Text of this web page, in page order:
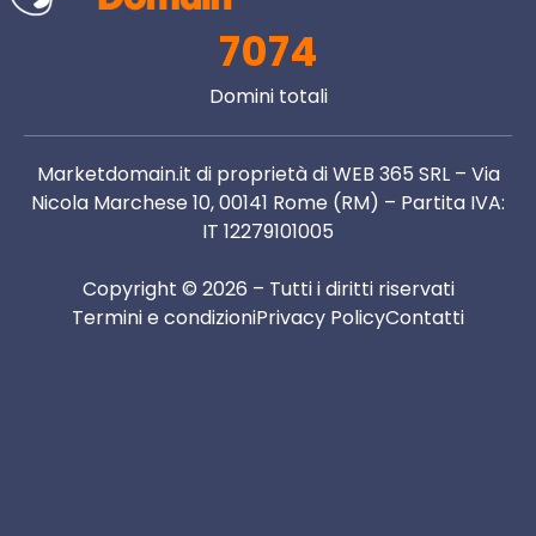
7074
Domini totali
Marketdomain.it di proprietà di WEB 365 SRL – Via
Nicola Marchese 10, 00141 Rome (RM) – Partita IVA:
IT 12279101005
Copyright © 2026 – Tutti i diritti riservati
Termini e condizioniPrivacy PolicyContatti